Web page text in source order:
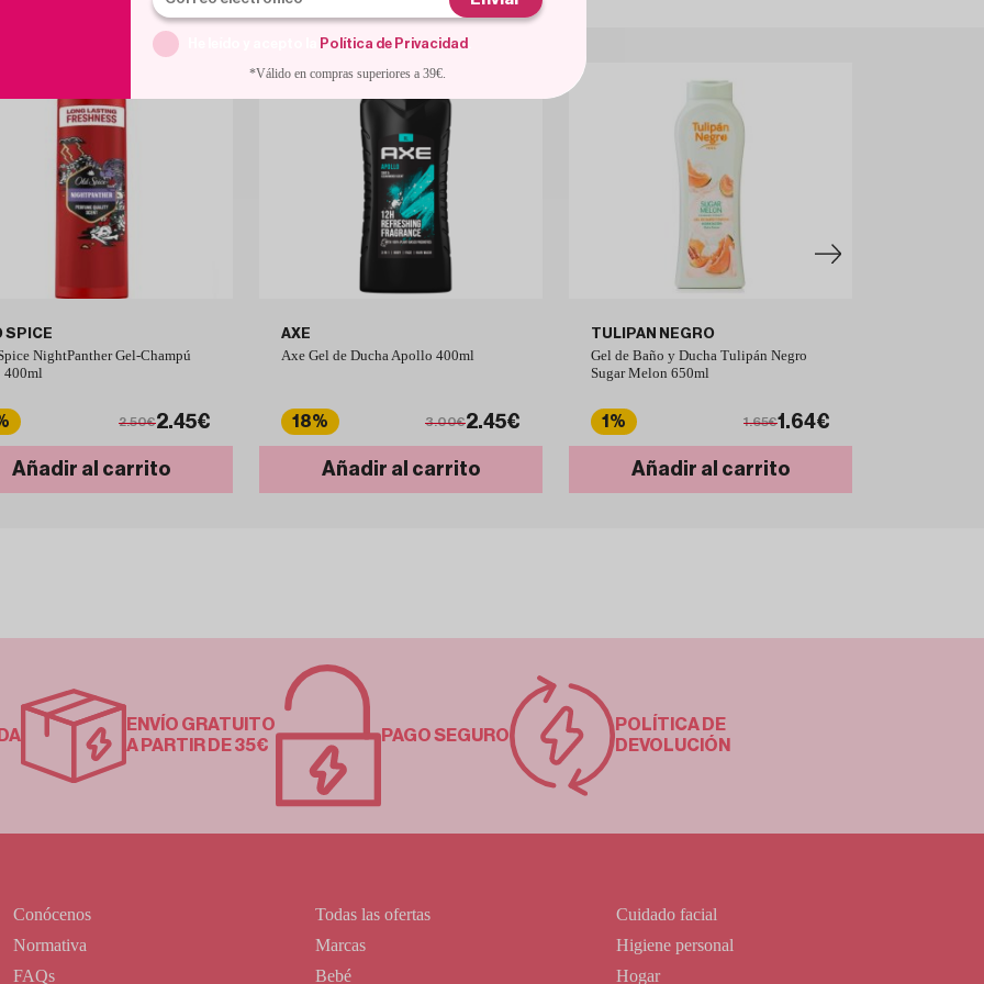
SPICE
NightPanther Gel-Champú
400ml
2.50€2.45€
Añadir al carrito
AXE
Axe Gel de Ducha Apollo 400ml
18% 3.00€2.45€
Añadir al carrito
TULIPAN NEGRO
Gel de Baño y Ducha Tulipán Negro
Sugar Melon 650ml
1% 1.65€1.64€
Añadir al carrito
ENVÍO GRATUITO
A PARTIR DE 35€
PAGO SEGURO
POLÍTICA DE
DEVOLUCIÓN
Conócenos
Normativa
FAQs
Todas las ofertas
Marcas
Bebé
Cuidado facial
Higiene personal
Hogar
Política de Privacidad
*Válido en compras superiores a 39€.